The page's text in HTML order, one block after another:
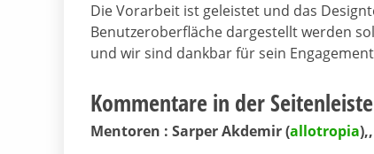
Die Vorarbeit ist geleistet und das
Benutzeroberfläche dargestellt werden
und wir sind dankbar für sein
Kommentare in der
Mentoren : Sarper Akdemir (allotropia